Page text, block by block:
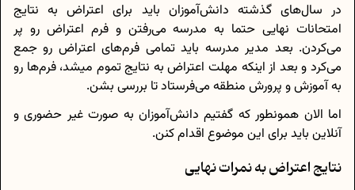
در سال‌های گذشته دانش‌آموزان باید برای اعتراض به نتایج
امتحانات نهایی حتما به مدرسه می‌رفتن و فرم اعتراض رو پر
می‌کردن. بعد مدیر مدرسه باید تمامی فرم‌های اعتراض رو جمع
می‌کرد و بعد از اینکه مهلت اعتراض به نتایج تموم میشد، فرم‌ها رو
به آموزش و پرورش منطقه می‌فرستاد تا بررسی بشن.
اما الان همونطور که گفتیم دانش‌آموزان به صورت غیر حضوری و
آنلاین باید برای این موضوع اقدام کنن.
نتایج اعتراض به نمرات نهایی